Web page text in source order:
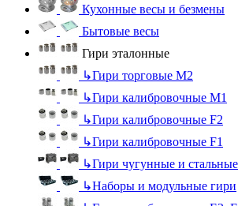
Кухонные весы и безмены
Бытовые весы
Гири эталонные
↳Гири торговые М2
↳Гири калибровочные М1
↳Гири калибровочные F2
↳Гири калибровочные F1
↳Гири чугунные и
↳Наборы и модульные гири